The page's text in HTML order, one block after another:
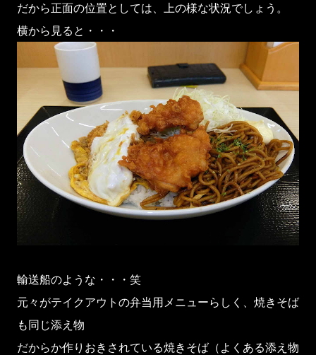
だから正面の位置としては、上の様な状況でしょう。
横から見ると・・・
輸送船のような・・・笑
元々がテイクアウトの弁当用メニューらしく、焼きそば
も同じ添え物
だからか作りおきされている焼きそば（よくある添え物